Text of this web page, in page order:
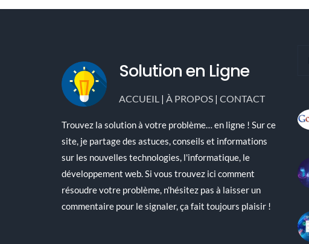
Solution en Ligne
ACCUEIL | À PROPOS | CONTACT
Trouvez la solution à votre problème… en ligne ! Sur ce
site, je partage des astuces, conseils et informations
sur les nouvelles technologies, l'informatique, le
développement web. Si vous trouvez ici comment
résoudre votre problème, n'hésitez pas à laisser un
commentaire pour le signaler, ça fait toujours plaisir !